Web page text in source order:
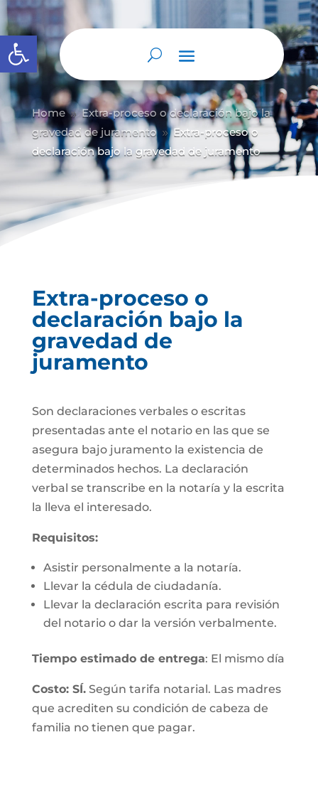
Abrir barra de herramientas
Home 9 Extra-proceso o declaración bajo la
gravedad de juramento 9 Extra-proceso o
declaración bajo la gravedad de juramento
Extra-proceso o
declaración bajo la
gravedad de
juramento
Son declaraciones verbales o escritas
presentadas ante el notario en las que se
asegura bajo juramento la existencia de
determinados hechos. La declaración
verbal se transcribe en la notaría y la escrita
la lleva el interesado.
Requisitos:
Asistir personalmente a la notaría.
Llevar la cédula de ciudadanía.
Llevar la declaración escrita para revisión
del notario o dar la versión verbalmente.
Tiempo estimado de entrega: El mismo día
Costo: SÍ.Según tarifa notarial. Las madres
que acrediten su condición de cabeza de
familia no tienen que pagar.